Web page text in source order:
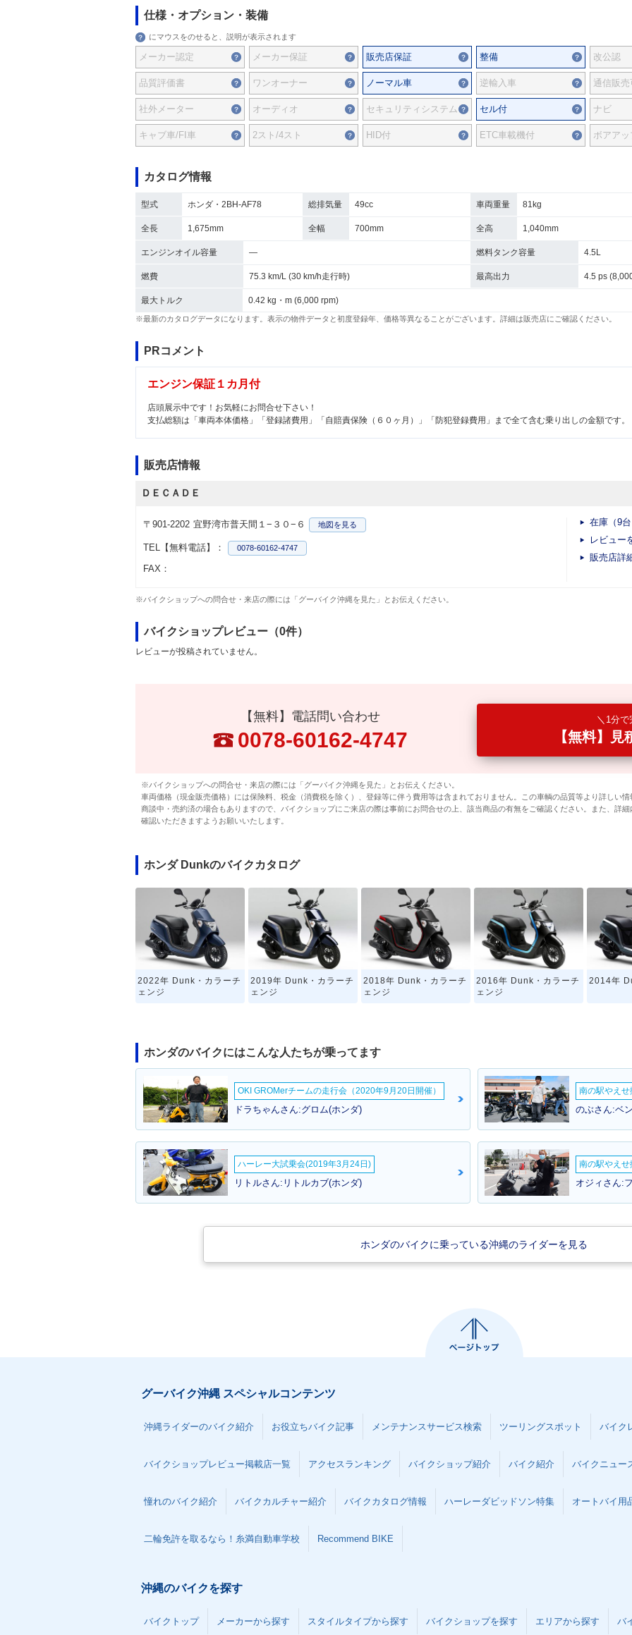
仕様・オプション・装備
にマウスをのせると、説明が表示されます
メーカー認定 メーカー保証 販売店保証 整備 改公認
品質評価書 ワンオーナー ノーマル車 逆輸入車 通信販売
社外メーター オーディオ セキュリティシステム セル付 ナビ
キャブ車/FI車 2スト/4スト HID付 ETC車載機付 ボアアッ
カタログ情報
型式 ホンダ・2BH-AF78 総排気量 49cc 車両重量 81kg
全長 1,675mm 全幅 700mm 全高 1,040mm
エンジンオイル容量 ― 燃料タンク容量 4.5L
燃費 75.3 km/L (30 km/h走行時) 最高出力 4.5 ps
最大トルク 0.42 kg・m (6,000 rpm)
※最新のカタログデータになります。表示の物件データと初度登録年、価格等異なることがございます。詳細は販売店にご確認ください。
PRコメント
エンジン保証１カ月付
店頭展示中です！お気軽にお問合せ下さい！
支払総額は「車両本体価格」「登録諸費用」「自賠責保険（６０ヶ月）」「防犯登録費用」まで全て含む乗り出しの金額です。
販売店情報
ＤＥＣＡＤＥ
〒901-2202 宜野湾市普天間１−３０−６ 地図を見る
TEL【無料電話】： 0078-60162-4747
FAX：
在庫（9台
レビュー
販売店詳
※バイクショップへの問合せ・来店の際には「グーバイク沖縄を見た」とお伝えください。
バイクショップレビュー（0件）
レビューが投稿されていません。
【無料】電話問い合わせ
0078-60162-4747
1分で
【無料】
※バイクショップへの問合せ・来店の際には「グーバイク沖縄を見た」とお伝えください。
車両価格（現金販売価格）には保険料、税金（消費税を除く）、登録等に伴う費用等は含まれておりません。この車輌の品質等より詳しい情
商談中・売約済の場合もありますので、バイクショップにご来店の際は事前にお問合せの上、該当商品の有無をご確認ください。また、詳
確認いただきますようお願いいたします。
ホンダ Dunkのバイクカタログ
2022年 Dunk・カラーチ
ェンジ
2019年 Dunk・カラーチ
ェンジ
2018年 Dunk・カラーチ
ェンジ
2016年 Dunk・カラーチ
ェンジ
2014年
ホンダのバイクにはこんな人たちが乗ってます
OKI GROMerチームの走行会（2020年9月20日開催）
ドラちゃんさん:グロム(ホンダ)
南の駅やえせ
のぶさん:ベ
ハーレー大試乗会(2019年3月24日)
リトルさん:リトルカブ(ホンダ)
南の駅やえせ
オジィさん:
ホンダのバイクに乗っている沖縄のライダーを見る
グーバイク沖縄 スペシャルコンテンツ
沖縄ライダーのバイク紹介 お役立ちバイク記事 メンテナンスサービス検索 ツーリングスポット バイク
バイクショップレビュー掲載店一覧 アクセスランキング バイクショップ紹介 バイク紹介 バイクニュー
憧れのバイク紹介 バイクカルチャー紹介 バイクカタログ情報 ハーレーダビッドソン特集 オートバイ用
二輪免許を取るなら！糸満自動車学校 Recommend BIKE
沖縄のバイクを探す
バイクトップ メーカーから探す スタイルタイプから探す バイクショップを探す エリアから探す バ